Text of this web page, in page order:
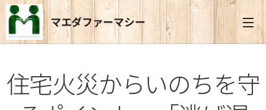
マエダファーマシー
住宅火災からいのちを守